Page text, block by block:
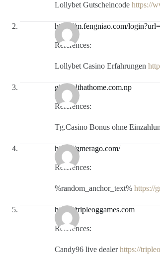
Lollybet Gutscheincode https://
https://m.fengniao.com/
References:
Lollybet Casino Erfahrungen
git.healthathome.com.np
References:
Tg.Casino Bonus ohne
https://gmerago.com/
References:
%random_anchor_text% https://
https://tripleoggames.com
References:
Candy96 live dealerhttps://